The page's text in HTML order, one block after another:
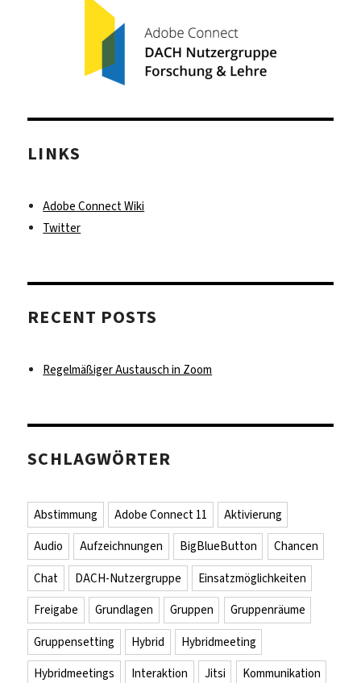
LINKS
Adobe Connect Wiki
Twitter
RECENT POSTS
Regelmäßiger Austausch in Zoom
SCHLAGWÖRTER
Abstimmung Adobe Connect 11
Aktivierung
Audio
Aufzeichnungen BigBlueButton
Chancen
Chat
DACH-Nutzergruppe
Einsatzmöglichkeiten
Freigabe
Grundlagen Gruppen
Gruppenräume
Gruppensetting
Hybrid
Hybridmeeting
Hybridmeetings
Interaktion Jitsi
Kommunikation